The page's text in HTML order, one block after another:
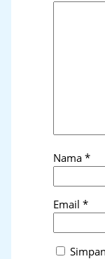
Nama*
Email*